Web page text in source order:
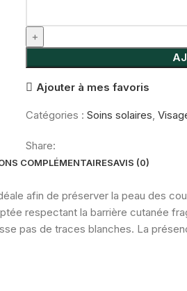
Isispharma
Fluide
Spf50+
Ajouter à mes favoris
Catégories : Soins solaires,
Share:
COMPLÉMENTAIRESAVIS (0)
afin de préserver la peau des
respectant la barrière cutanée
pas de traces blanches. La